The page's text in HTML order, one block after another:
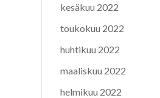
kesäkuu 2022
toukokuu 2022
huhtikuu 2022
maaliskuu 2022
helmikuu 2022